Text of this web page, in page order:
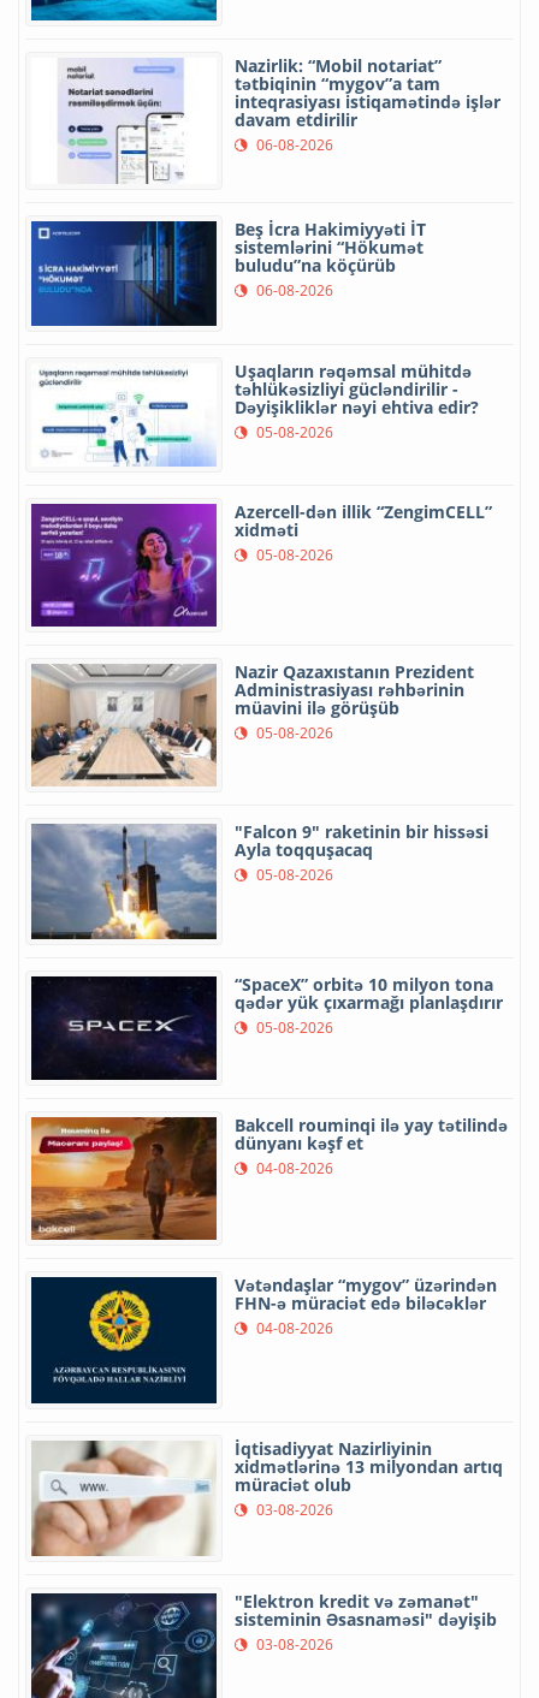
Nazirlik: “Mobil notariat”
tətbiqinin “mygov”a tam
inteqrasiyası istiqamətində işlər
davam etdirilir
06-08-2026
Beş İcra Hakimiyyəti İT
sistemlərini “Hökumət
buludu”na köçürüb
06-08-2026
Uşaqların rəqəmsal mühitdə
təhlükəsizliyi gücləndirilir -
Dəyişikliklər nəyi ehtiva edir?
05-08-2026
Azercell-dən illik “ZengimCELL”
xidməti
05-08-2026
Nazir Qazaxıstanın Prezident
Administrasiyası rəhbərinin
müavini ilə görüşüb
05-08-2026
"Falcon 9" raketinin bir hissəsi
Ayla toqquşacaq
05-08-2026
“SpaceX” orbitə 10 milyon tona
qədər yük çıxarmağı planlaşdırır
05-08-2026
Bakcell rouminqi ilə yay tətilində
dünyanı kəşf et
04-08-2026
Vətəndaşlar “mygov” üzərindən
FHN-ə müraciət edə biləcəklər
04-08-2026
İqtisadiyyat Nazirliyinin
xidmətlərinə 13 milyondan artıq
müraciət olub
03-08-2026
"Elektron kredit və zəmanət"
sisteminin Əsasnaməsi" dəyişib
03-08-2026